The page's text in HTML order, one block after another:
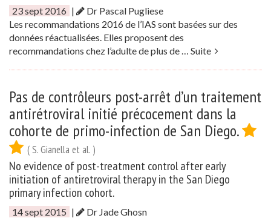
23 sept 2016 |
Dr Pascal Pugliese
Les recommandations 2016 de l’IAS sont basées sur des
données réactualisées. Elles proposent des
recommandations chez l’adulte de plus de … Suite
Pas de contrôleurs post-arrêt d’un traitement
antirétroviral initié précocement dans la
cohorte de primo-infection de San Diego.
( S. Gianella et al. )
No evidence of post-treatment control after early
initiation of antiretroviral therapy in the San Diego
primary infection cohort.
14 sept 2015 |
Dr Jade Ghosn